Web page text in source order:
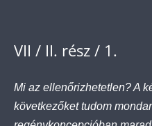
VII / II. rész / 1.
Mi az ellenőrizhetetlen? A
következőket tudom